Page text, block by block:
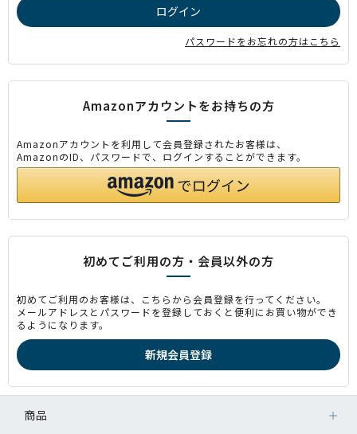
パスワードをお忘れの方はこちら
Amazonアカウントをお持ちの方
Amazonアカウントを利用して会員登録されたお客様は、
AmazonのID、パスワードで、ログインすることができます。
初めてご利用の方・会員以外の方
初めてご利用のお客様は、こちらから会員登録を行ってください。
メールアドレスとパスワードを登録しておくと便利にお買い物ができ
るようになります。
商品